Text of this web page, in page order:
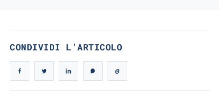
CONDIVIDI L'ARTICOLO